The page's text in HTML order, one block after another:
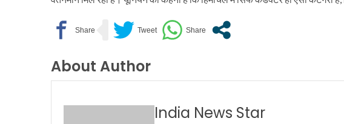
About Author
India News Star